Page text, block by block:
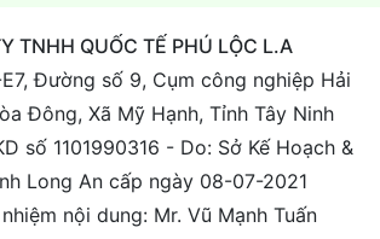
TNHH QUỐC TẾ PHÚ LỘC L.A
Đường số 9, Cụm công nghiệp Hải
Đông, Xã Mỹ Hạnh, Tỉnh Tây Ninh
số 1101990316 - Do: Sở Kế Hoạch &
Long An cấp ngày 08-07-2021
nội dung: Mr. Vũ Mạnh Tuấn